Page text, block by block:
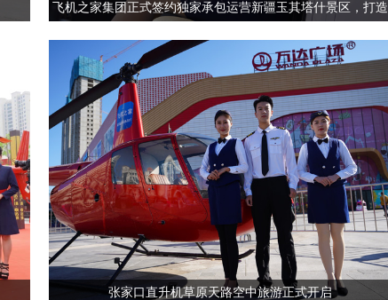
飞机之家集团正式签约独家承包运营新疆玉其塔什景区，打造
全国飞行热线
13210535852
张家口直升机草原天路空中旅游正式开启